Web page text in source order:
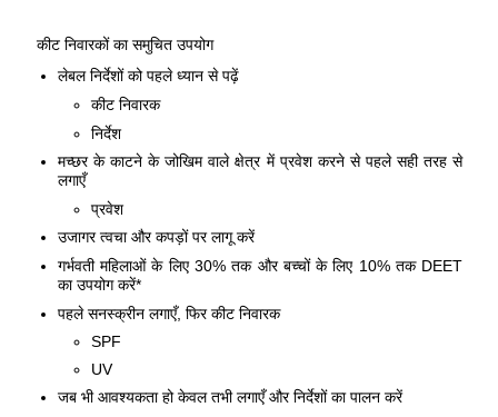
कीट निवारकों का समुचित उपयोग
लेबल निर्देशों को पहले ध्यान से पढ़ें
कीट निवारक
निर्देश
मच्छर के काटने के जोखिम वाले क्षेत्र में प्रवेश करने से पहले सही तरह से
लगाएँ
प्रवेश
उजागर त्वचा और कपड़ों पर लागू करें
गर्भवती महिलाओं के लिए 30% तक और बच्चों के लिए 10% तक DEET
का उपयोग करें*
पहले सनस्क्रीन लगाएँ, फिर कीट निवारक
SPF
UV
जब भी आवश्यकता हो केवल तभी लगाएँ और निर्देशों का पालन करें